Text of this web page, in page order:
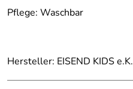
Pflege: Waschbar
Hersteller: EISEND KIDS